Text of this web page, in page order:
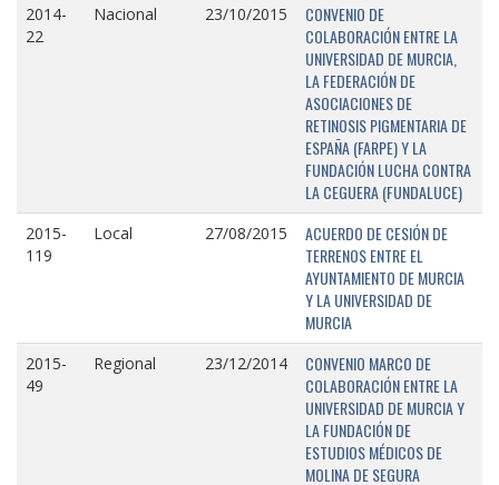
2014-
22
Nacional 23/10/2015
CONVENIO DE
COLABORACIÓN ENTRE LA
UNIVERSIDAD DE MURCIA,
LA FEDERACIÓN DE
ASOCIACIONES DE
RETINOSIS PIGMENTARIA DE
ESPAÑA (FARPE) Y LA
FUNDACIÓN LUCHA CONTRA
LA CEGUERA (FUNDALUCE)
2015-
119
Local 27/08/2015
ACUERDO DE CESIÓN DE
TERRENOS ENTRE EL
AYUNTAMIENTO DE MURCIA
Y LA UNIVERSIDAD DE
MURCIA
2015-
49
Regional 23/12/2014
CONVENIO MARCO DE
COLABORACIÓN ENTRE LA
UNIVERSIDAD DE MURCIA Y
LA FUNDACIÓN DE
ESTUDIOS MÉDICOS DE
MOLINA DE SEGURA